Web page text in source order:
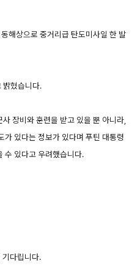
해상으로 중거리급 탄도미사일 한 발
밝혔습니다.
장비와 훈련을 받고 있을 뿐 아니라,
가 있다는 정보가 있다며 푸틴 대통령
수 있다고 우려했습니다.
다립니다.